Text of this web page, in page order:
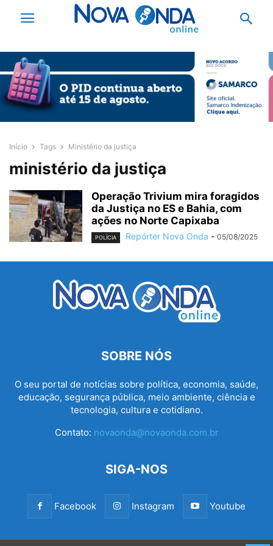
Início Tags Ministério da justiça
ministério da justiça
Operação Trivium mira foragidos
da Justiça no ES e Bahia, com
ações no Norte Capixaba
POLÍCIA Repórter Nova Onda - 05/08/2025
SOBRE NÓS
O seu portal de notícias sobre política, economia, saúde,
educação, segurança pública, meio ambiente, ciência e
tecnologia, cultura e cotidiano.
Contato: novaonda@novaonda.com.br
SIGA-NOS
Facebook Instagram Youtube